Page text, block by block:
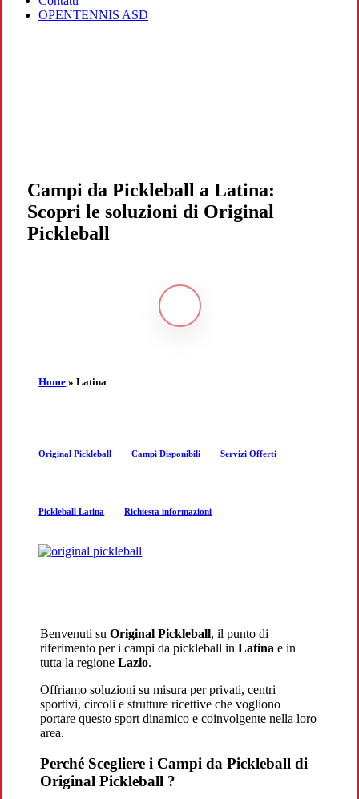
OPENTENNIS ASD
Campi da Pickleball a Latina:
Scopri le soluzioni di Original
Pickleball
Navigate
section
Home »Latina
Original Pickleball Campi Disponibili Servizi Offerti
Pickleball Latina Richiesta informazioni
Benvenuti suOriginal Pickleball, il punto di
riferimento per i campi da pickleball inLatina e in
tutta la regioneLazio.
Offriamo soluzioni su misura per privati, centri
sportivi, circoli e strutture ricettive che vogliono
portare questo sport dinamico e coinvolgente nella loro
area.
Perché Scegliere i Campi da Pickleball di
Original Pickleball ?